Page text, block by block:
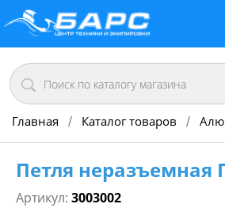
Главная / Каталог товаров /
Петля неразъемная
Артикул: 3003002